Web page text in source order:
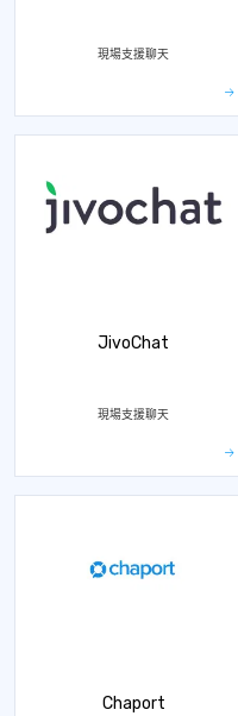
現場支援聊天
JivoChat
現場支援聊天
Chaport